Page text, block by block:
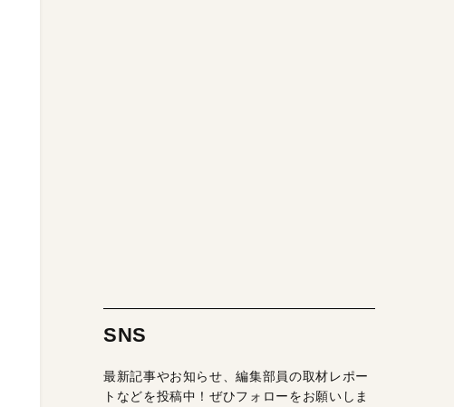
SNS
最新記事やお知らせ、編集部員の取材レポー
トなどを投稿中！ぜひフォローをお願いしま